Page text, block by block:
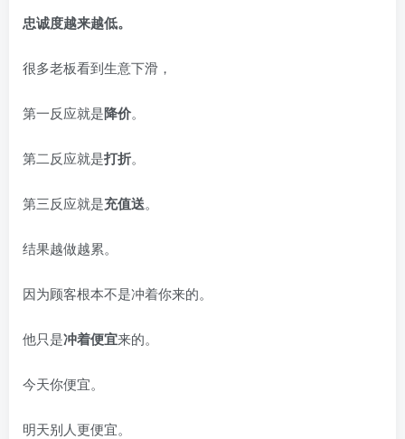
忠诚度越来越低。
很多老板看到生意下滑，
第一反应就是降价。
第二反应就是打折。
第三反应就是充值送。
结果越做越累。
因为顾客根本不是冲着你来的。
他只是冲着便宜来的。
今天你便宜。
明天别人更便宜。